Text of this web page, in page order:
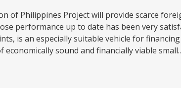
of Philippines Project will provide scarce
performance up to date has been very
is an especially suitable vehicle for
sound and financially viable